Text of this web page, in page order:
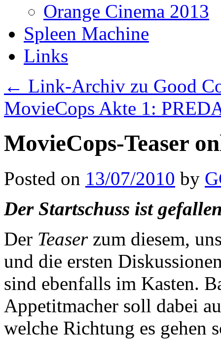
Orange Cinema 2013
Spleen Machine
Links
← Link-Archiv zu Good
MovieCops Akte 1:
MovieCops-Teaser
Posted on 13/07/2010 by
Der Startschuss ist
Der Teaserzum diesem,
und die ersten
sind ebenfalls im Kasten.
Appetitmacher soll dabei
welche Richtung es gehen